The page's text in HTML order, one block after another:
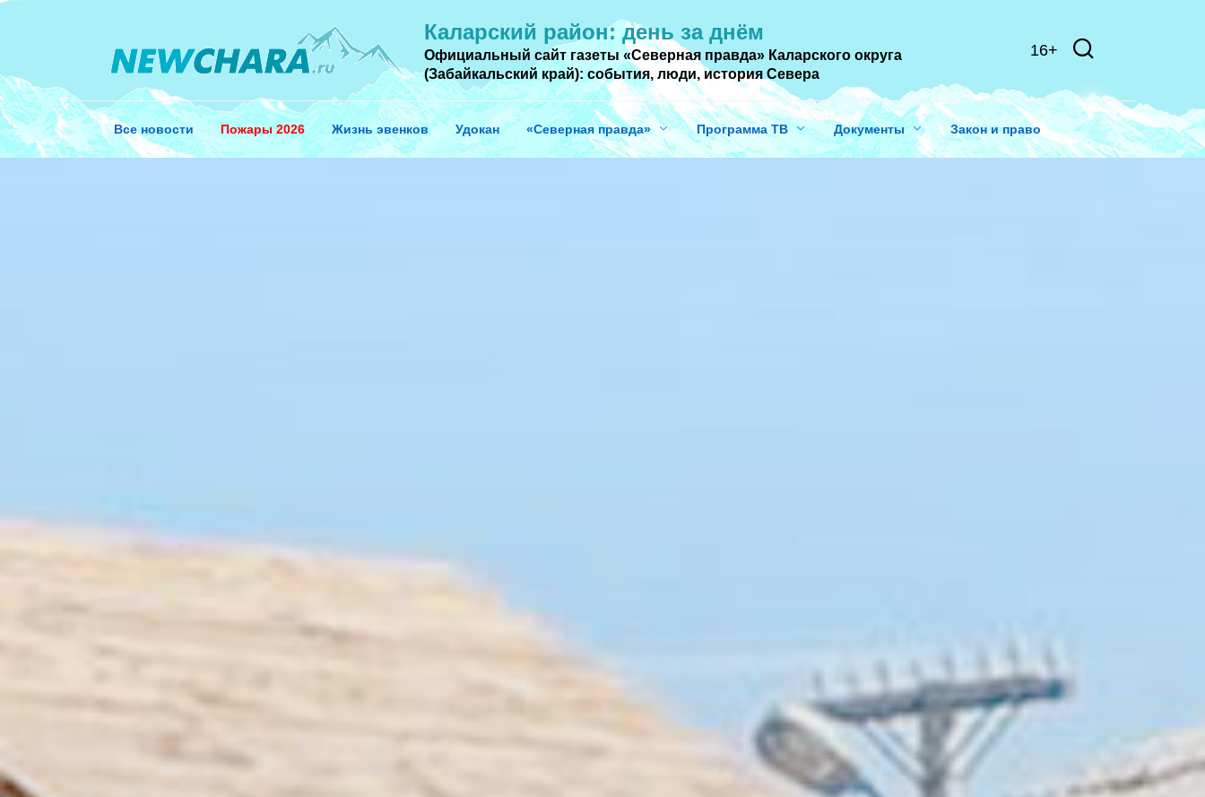
Каларский район: день за днём
Официальный сайт газеты «Северная правда» Каларского округа
(Забайкальский край): события, люди, история Cевера
16+
Все новости Пожары 2026 Жизнь эвенков Удокан «Северная правда» Программа ТВ Документы Закон и право